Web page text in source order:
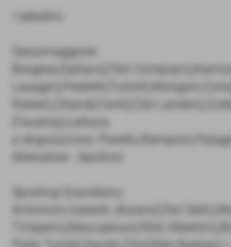
i tabellini
Salsomaggiore
Borgese,Dattaro(25st
Roberi),Orlandi,Fanti(23st
D’aversa),Lattuca.
a disposizione
Allenatore : Apolloni
Sporting Scandiano:
Antonioni,Valestri ,Burani(25st
Timperio),Maccabruni(30st